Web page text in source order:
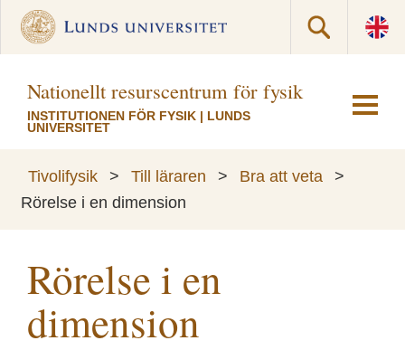
Nationellt resurscentrum för fysik
INSTITUTIONEN FÖR FYSIK | LUNDS
UNIVERSITET
Tivolifysik > Till läraren > Bra att veta
>
Rörelse i en dimension
Rörelse i en
dimension